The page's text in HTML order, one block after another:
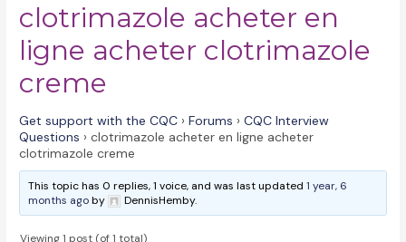
clotrimazole acheter en
ligne acheter clotrimazole
creme
Get support with the CQC › Forums › CQC Interview
Questions › clotrimazole acheter en ligne acheter
clotrimazole creme
This topic has 0 replies, 1 voice, and was last updated1 year, 6
months agoby DennisHemby.
Viewing 1 post (of 1 total)